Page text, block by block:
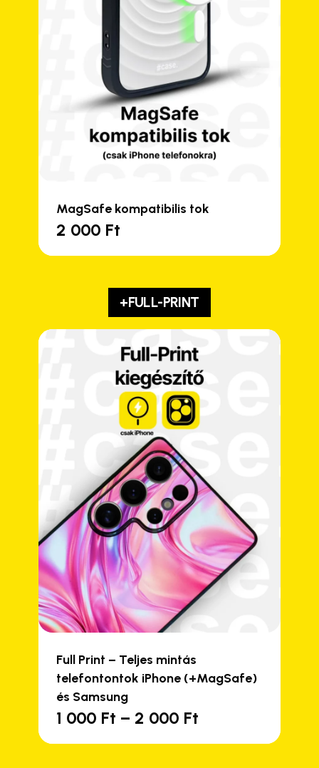
MagSafe kompatibilis tok
2 000 Ft
+FULL-PRINT
Full Print – Teljes mintás
telefontontok iPhone (+MagSafe)
és Samsung
1 000 Ft – 2 000 FtÁrtartomány:
000 Ft
Ennek